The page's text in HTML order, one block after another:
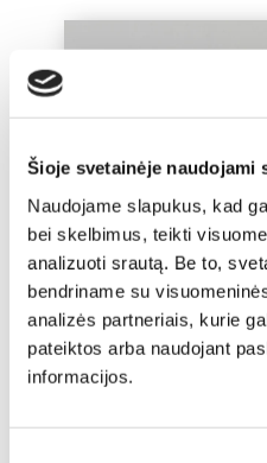
Šioje svetainėje naudojami
Naudojame slapukus, kad
bei skelbimus, teikti
analizuoti srautą. Be to,
bendriname su
analizės partneriais, kurie
pateiktos arba naudojant
informacijos.